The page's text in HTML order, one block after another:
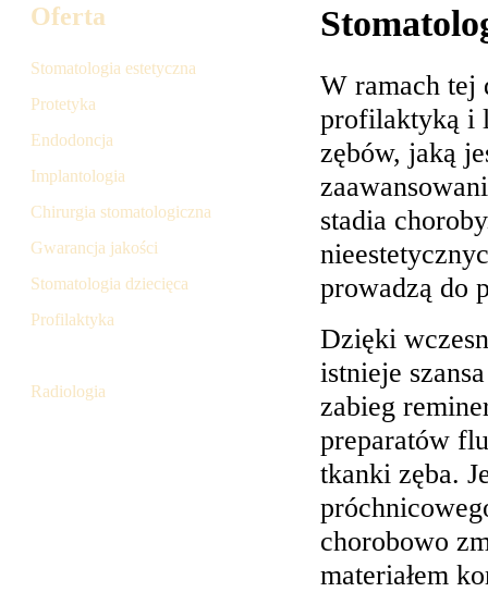
Oferta
Stomatologia estetyczna
Protetyka
Endodoncja
Implantologia
Chirurgia stomatologiczna
Gwarancja jakości
Stomatologia dziecięca
Profilaktyka
Radiologia
W ramach tej
profilaktyką i
zębów, jaką
stadia
prowadzą do
Dzięki
istnieje
zabieg
preparatów
tkanki zęba.
chorobowo
materiałem